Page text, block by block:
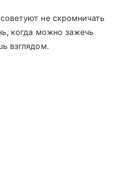
не скромничать
когда можно зажечь
взглядом.